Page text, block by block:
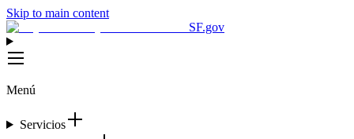
Skip to main content
SF.gov
Menú
Servicios